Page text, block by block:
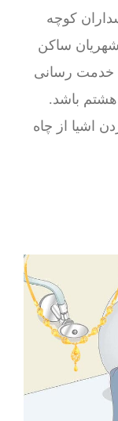
کوچه
ساکن
خدمت رسانی
هشتم باشد.
اشیا از چاه